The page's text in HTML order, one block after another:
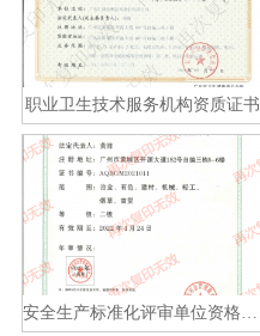
职业卫生技术服务机构资质证书